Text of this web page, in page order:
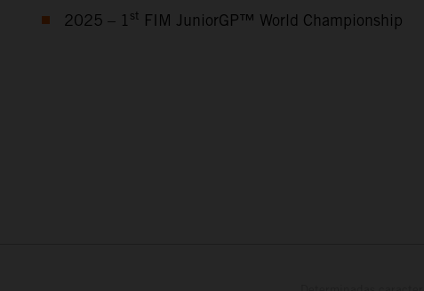
2025 – 1 st FIM JuniorGP™ World Championship